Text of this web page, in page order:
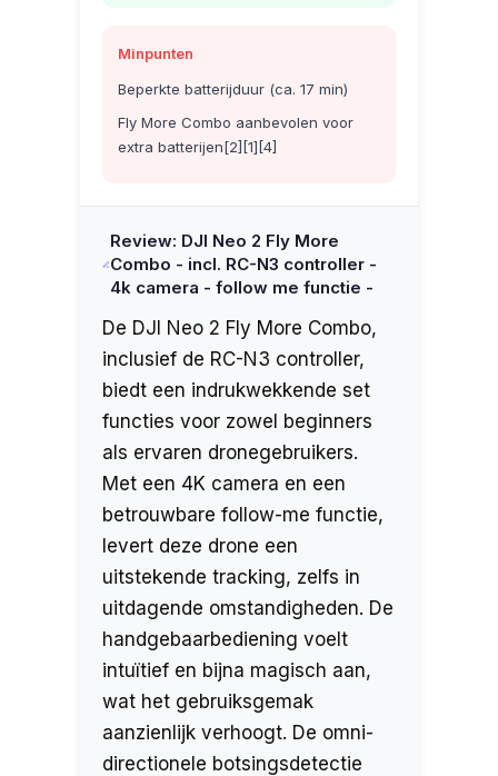
Minpunten
Beperkte batterijduur (ca. 17 min)
Fly More Combo aanbevolen voor
extra batterijen[2][1][4]
Review: DJI Neo 2 Fly More
Combo - incl. RC-N3 controller -
4k camera - follow me functie -
De DJI Neo 2 Fly More Combo,
inclusief de RC-N3 controller,
biedt een indrukwekkende set
functies voor zowel beginners
als ervaren dronegebruikers.
Met een 4K camera en een
betrouwbare follow-me functie,
levert deze drone een
uitstekende tracking, zelfs in
uitdagende omstandigheden. De
handgebaarbediening voelt
intuïtief en bijna magisch aan,
wat het gebruiksgemak
aanzienlijk verhoogt. De omni-
directionele botsingsdetectie